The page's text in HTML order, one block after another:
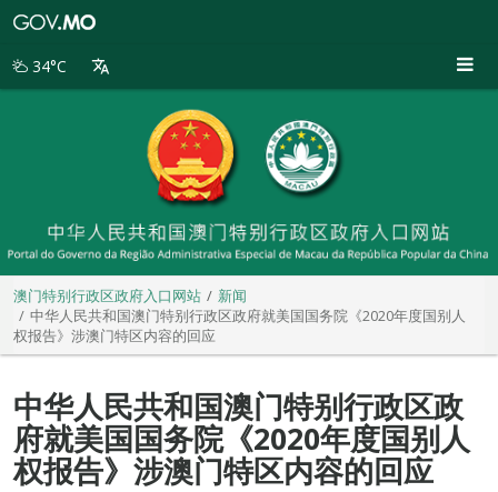
别
34°C
澳门特别行政区政府入口网站
新闻
中华人民共和国澳门特别行政区政府就美国国务院《2020年度国别人
权报告》涉澳门特区内容的回应
中华人民共和国澳门特别行政区政
府就美国国务院《2020年度国别人
权报告》涉澳门特区内容的回应